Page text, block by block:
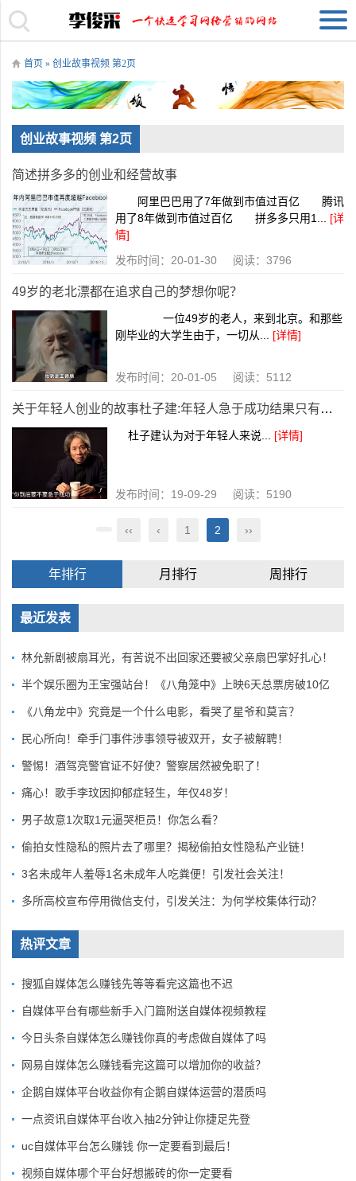
首页 » 创业故事视频 第2页
创业故事视频 第2页
简述拼多多的创业和经营故事
阿里巴巴用了7年做到市值过百亿 腾讯
用了8年做到市值过百亿 拼多多只用1... [详
情]
发布时间：20-01-30 阅读：3796
49岁的老北漂都在追求自己的梦想你呢？
一位49岁的老人，来到北京。和那些
刚毕业的大学生由于，一切从... [详情]
发布时间：20-01-05 阅读：5112
关于年轻人创业的故事杜子建:年轻人急于成功结果只有一个?
杜子建认为对于年轻人来说... [详情]
发布时间：19-09-29 阅读：5190
‹‹ ‹ 1 2 ››
年排行 月排行 周排行
最近发表
林允新剧被扇耳光，有苦说不出回家还要被父亲扇巴掌好扎心！
半个娱乐圈为王宝强站台！《八角笼中》上映6天总票房破10亿
《八角龙中》究竟是一个什么电影，看哭了星爷和莫言？
民心所向！牵手门事件涉事领导被双开，女子被解聘！
警惕！酒驾亮警官证不好使？警察居然被免职了！
痛心！歌手李玟因抑郁症轻生，年仅48岁！
男子故意1次取1元逼哭柜员！你怎么看？
偷拍女性隐私的照片去了哪里？揭秘偷拍女性隐私产业链！
3名未成年人羞辱1名未成年人吃粪便！引发社会关注！
多所高校宣布停用微信支付，引发关注：为何学校集体行动？
热评文章
搜狐自媒体怎么赚钱先等等看完这篇也不迟
自媒体平台有哪些新手入门篇附送自媒体视频教程
今日头条自媒体怎么赚钱你真的考虑做自媒体了吗
网易自媒体怎么赚钱看完这篇可以增加你的收益？
企鹅自媒体平台收益你有企鹅自媒体运营的潜质吗
一点资讯自媒体平台收入抽2分钟让你捷足先登
uc自媒体平台怎么赚钱 你一定要看到最后！
视频自媒体哪个平台好想搬砖的你一定要看